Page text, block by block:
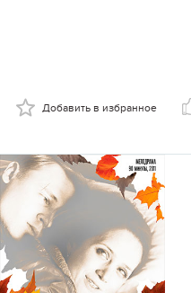
Добавить в избранное